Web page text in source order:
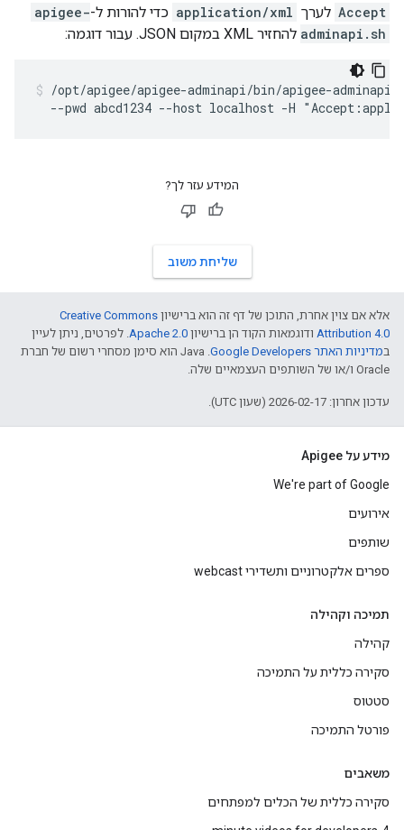
Accept לערך application/xml כדי להורות ל-apigee-
adminapi.sh להחזיר XML במקום JSON. עבור דוגמה:
/opt/apigee/apigee-adminapi/bin/apigee-
--pwd abcd1234 --host localhost -H
המידע עזר לך?
שליחת משוב
אלא אם צוין אחרת, התוכן של דף זה הוא ברישיון Creative Commons
Attribution 4.0 ודוגמאות הקוד הן ברישיון Apache 2.0. לפרטים, ניתן לעיין
במדיניות האתר Google Developers‏
.‏ Java הוא סימן מסחרי רשום של חברת
Oracle ו/או של השותפים העצמאיים שלה.
עדכון אחרון: 2026-02-17 (שעון UTC).
מידע על Apigee
We're part of Google
אירועים
שותפים
ספרים אלקטרוניים ותשדירי webcast
תמיכה וקהילה
קהילה
סקירה כללית על התמיכה
סטטוס
פורטל התמיכה
משאבים
סקירה כללית של הכלים למפתחים